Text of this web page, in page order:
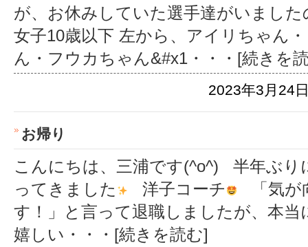
が、お休みしていた選手達がいまし
女子10歳以下 左から、アイリちゃん
ん・フウカちゃん&#x1 ・・・[続きを
2023年3月24
お帰り
こんにちは、三浦です(^o^) 半年ぶり
ってきました
洋子コーチ
「気が
す！」と言って退職しましたが、本
嬉しい ・・・[続きを読む]